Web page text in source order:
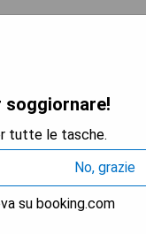
tutte le tasche.
No, grazie
su booking.com